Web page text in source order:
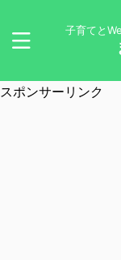
子育てと
スポンサーリンク